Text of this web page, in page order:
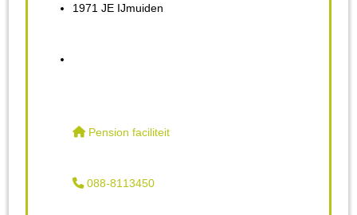
1971 JE IJmuiden
Pension faciliteit
088-8113450